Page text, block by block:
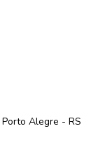
Alegre - RS